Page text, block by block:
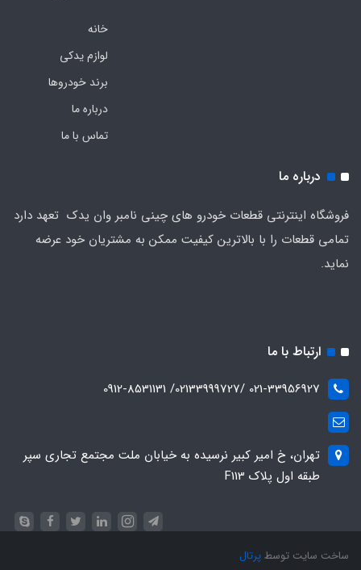
خانه
لوازم یدکی
برند خودروها
درباره ما
تماس با ما
درباره ما
فروشگاه اینترنتی قطعات خودرو های چینی نامبر وان یدک تعهد دارد
تمامی قطعات را با بالاترین کیفیت ممکن به مشتریان خود عرضه
نماید.
ارتباط با ما
021-33956927 /02133999727/ 0912-8531131
تهران، خ امیر کبیر نرسیده به خیابان ملت مجتمع تجاری سپر
طبقه اول پلاک F113
ساخت سایت توسطپرتال